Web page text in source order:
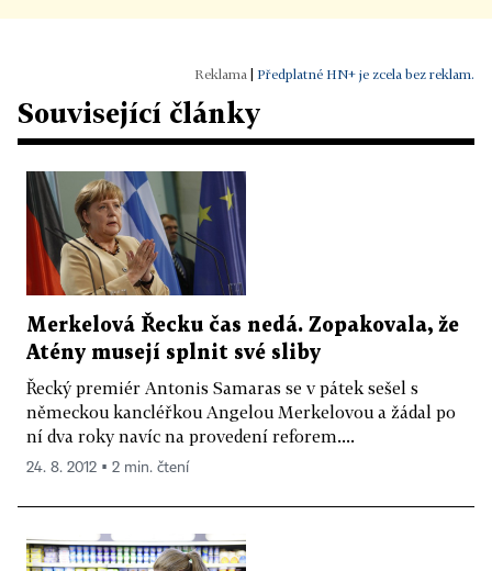
Předplatné HN+ je zcela bez reklam.
Související články
Merkelová Řecku čas nedá. Zopakovala, že
Atény musejí splnit své sliby
Řecký premiér Antonis Samaras se v pátek sešel s
německou kancléřkou Angelou Merkelovou a žádal po
ní dva roky navíc na provedení reforem....
24. 8. 2012 ▪ 2 min. čtení